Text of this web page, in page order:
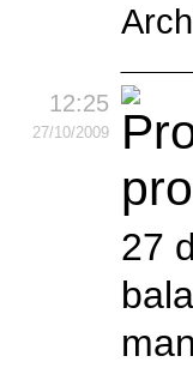
12:25
27/10/2009
27